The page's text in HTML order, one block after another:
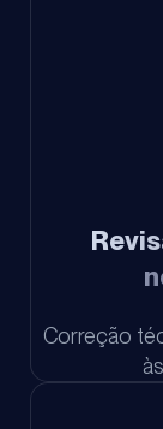
Correção